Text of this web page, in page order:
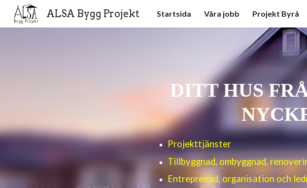
Skip to main content
ALSA Bygg Projekt Startsida Våra jobb Projekt Byrå
DITT HUS
Projekttjänster
Tillbyggnad, ombyggnad,
Entreprenad, organisation och